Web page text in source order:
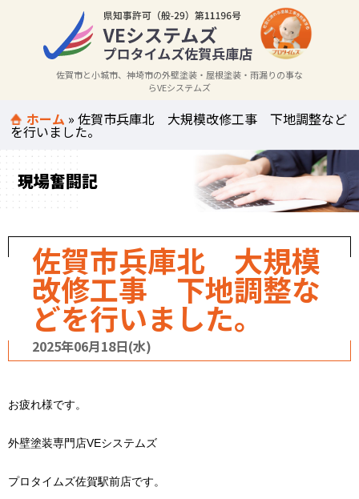
佐賀市と小城市、神埼市の外壁塗装・屋根塗装・雨漏りの事な
らVEシステムズ
ホーム »佐賀市兵庫北 大規模改修工事 下地調整など
を行いました。
現場奮闘記
佐賀市兵庫北 大規模
改修工事 下地調整な
どを行いました。
2025年06月18日(水)
お疲れ様です。
外壁塗装専門店VEシステムズ
プロタイムズ佐賀駅前店です。